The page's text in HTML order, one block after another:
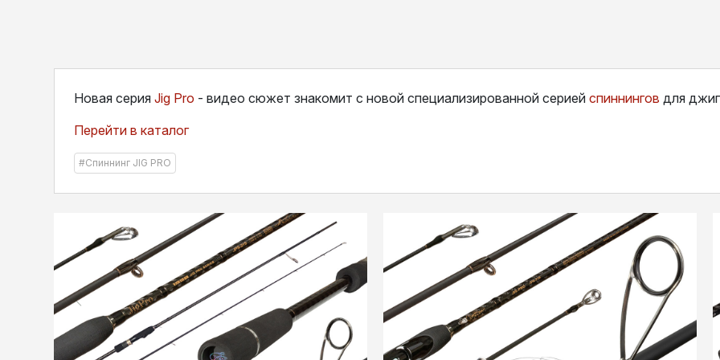
Новая серия Jig Pro - видео сюжет знакомит с новой специализированной серией спиннингов для
Перейти в каталог
#Спиннинг JIG PRO